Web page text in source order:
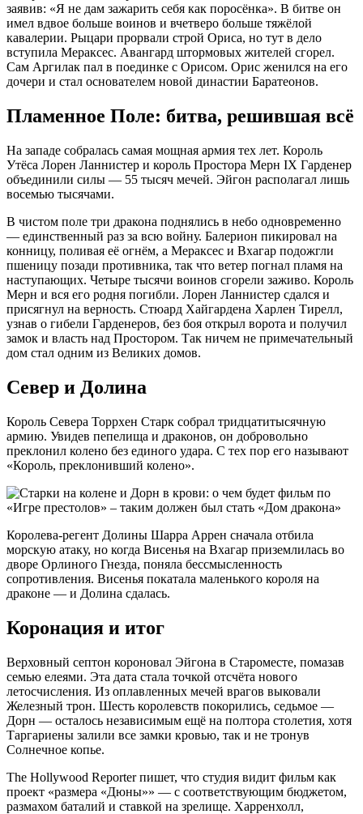
заявив: «Я не дам зажарить себя как поросёнка». В битве он
имел вдвое больше воинов и вчетверо больше тяжёлой
кавалерии. Рыцари прорвали строй Ориса, но тут в дело
вступила Мераксес. Авангард штормовых жителей сгорел.
Сам Аргилак пал в поединке с Орисом. Орис женился на его
дочери и стал основателем новой династии Баратеонов.
Пламенное Поле: битва, решившая всё
На западе собралась самая мощная армия тех лет. Король
Утёса Лорен Ланнистер и король Простора Мерн IX Гарденер
объединили силы — 55 тысяч мечей. Эйгон располагал лишь
восемью тысячами.
В чистом поле три дракона поднялись в небо одновременно
— единственный раз за всю войну. Балерион пикировал на
конницу, поливая её огнём, а Мераксес и Вхагар подожгли
пшеницу позади противника, так что ветер погнал пламя на
наступающих. Четыре тысячи воинов сгорели заживо. Король
Мерн и вся его родня погибли. Лорен Ланнистер сдался и
присягнул на верность. Стюард Хайгардена Харлен Тирелл,
узнав о гибели Гарденеров, без боя открыл ворота и получил
замок и власть над Простором. Так ничем не примечательный
дом стал одним из Великих домов.
Север и Долина
Король Севера Торрхен Старк собрал тридцатитысячную
армию. Увидев пепелища и драконов, он добровольно
преклонил колено без единого удара. С тех пор его называют
«Король, преклонивший колено».
Королева-регент Долины Шарра Аррен сначала отбила
морскую атаку, но когда Висенья на Вхагар приземлилась во
дворе Орлиного Гнезда, поняла бессмысленность
сопротивления. Висенья покатала маленького короля на
драконе — и Долина сдалась.
Коронация и итог
Верховный септон короновал Эйгона в Староместе, помазав
семью елеями. Эта дата стала точкой отсчёта нового
летосчисления. Из оплавленных мечей врагов выковали
Железный трон. Шесть королевств покорились, седьмое —
Дорн — осталось независимым ещё на полтора столетия, хотя
Таргариены залили все замки кровью, так и не тронув
Солнечное копье.
The Hollywood Reporter пишет, что студия видит фильм как
проект «размера «Дюны»» — с соответствующим бюджетом,
размахом баталий и ставкой на зрелище. Харренхолл,